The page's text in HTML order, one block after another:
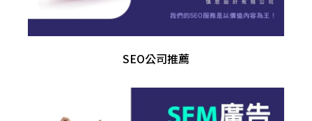
SEO公司推薦